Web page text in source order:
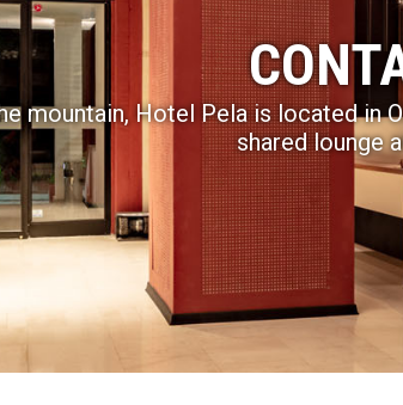
mountain, Hotel Pela is located in
shared lounge